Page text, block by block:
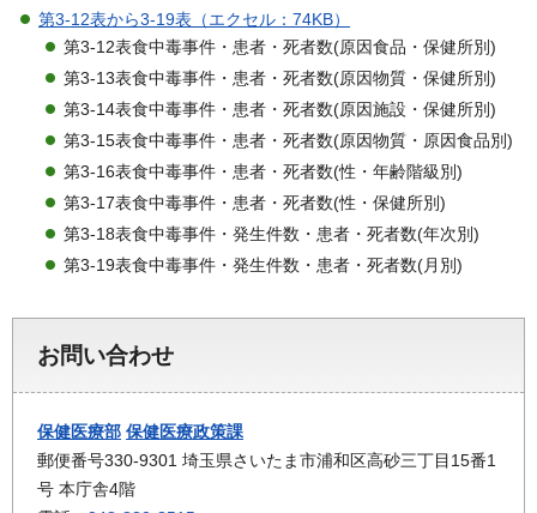
第3-12表から3-19表（エクセル：74KB）
第3-12表食中毒事件・患者・死者数(原因食品・保健所別)
第3-13表食中毒事件・患者・死者数(原因物質・保健所別)
第3-14表食中毒事件・患者・死者数(原因施設・保健所別)
第3-15表食中毒事件・患者・死者数(原因物質・原因食品別)
第3-16表食中毒事件・患者・死者数(性・年齢階級別)
第3-17表食中毒事件・患者・死者数(性・保健所別)
第3-18表食中毒事件・発生件数・患者・死者数(年次別)
第3-19表食中毒事件・発生件数・患者・死者数(月別)
お問い合わせ
保健医療部 保健医療政策課
郵便番号330-9301 埼玉県さいたま市浦和区高砂三丁目15番1
号 本庁舎4階